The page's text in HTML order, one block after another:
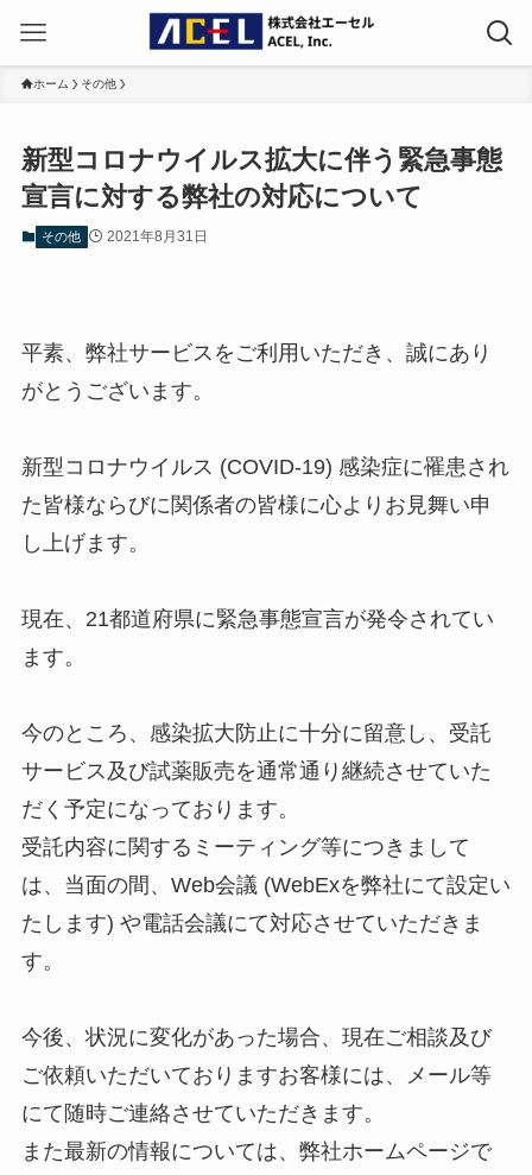
ホーム その他
新型コロナウイルス拡大に伴う緊急事態
宣言に対する弊社の対応について
その他 2021年8月31日
平素、弊社サービスをご利用いただき、誠にあり
がとうございます。
新型コロナウイルス (COVID-19) 感染症に罹患され
た皆様ならびに関係者の皆様に心よりお見舞い申
し上げます。
現在、21都道府県に緊急事態宣言が発令されてい
ます。
今のところ、感染拡大防止に十分に留意し、受託
サービス及び試薬販売を通常通り継続させていた
だく予定になっております。
受託内容に関するミーティング等につきまして
は、当面の間、Web会議 (WebExを弊社にて設定い
たします) や電話会議にて対応させていただきま
す。
今後、状況に変化があった場合、現在ご相談及び
ご依頼いただいておりますお客様には、メール等
にて随時ご連絡させていただきます。
また最新の情報については、弊社ホームページで